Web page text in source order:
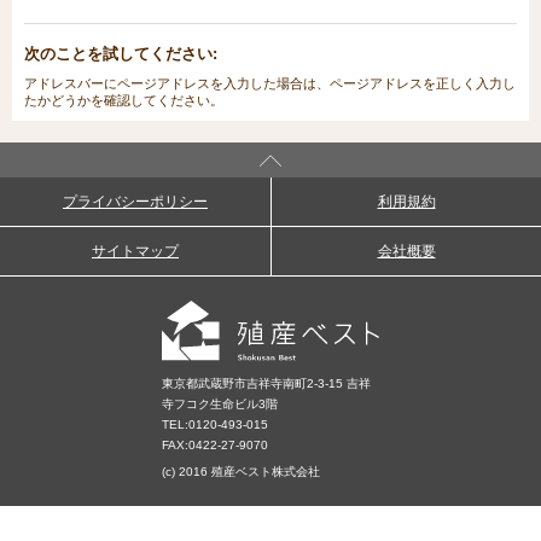
次のことを試してください:
アドレスバーにページアドレスを入力した場合は、ページアドレスを正しく入力し
たかどうかを確認してください。
プライバシーポリシー 利用規約
サイトマップ 会社概要
東京都武蔵野市吉祥寺南町2-3-15 吉祥
寺フコク生命ビル3階
TEL:0120-493-015
FAX:0422-27-9070
(c) 2016 殖産ベスト株式会社